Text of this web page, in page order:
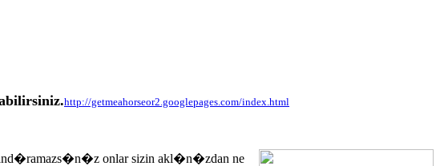
http://getmeahorseor2.googlepages.com/index.html
onlar sizin akl�n�zdan ne